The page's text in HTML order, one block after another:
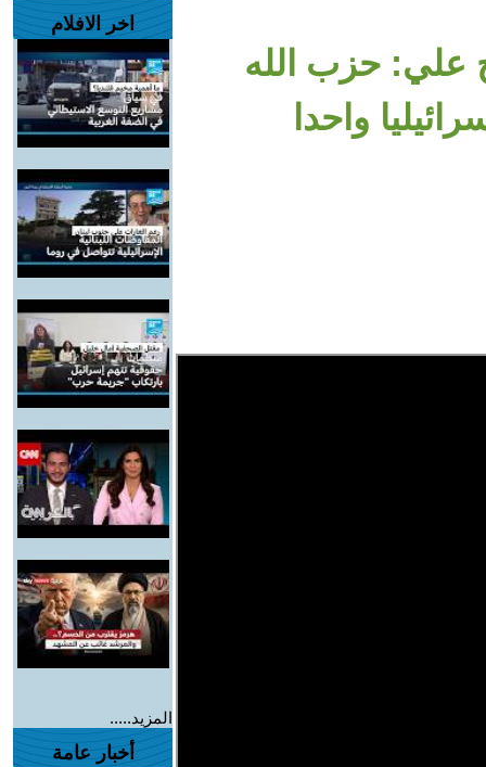
علي: حزب الله
واحدا
اخر الافلام
المزيد.....
أخبار عامة